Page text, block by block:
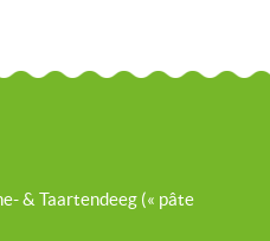
& Taartendeeg (« pâte